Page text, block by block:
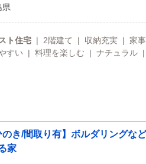
県
ト住宅| 2階建て | 収納充実 | 家事
すい | 料理を楽しむ | ナチュラル
のき/間取り有】ボルダリングな
家